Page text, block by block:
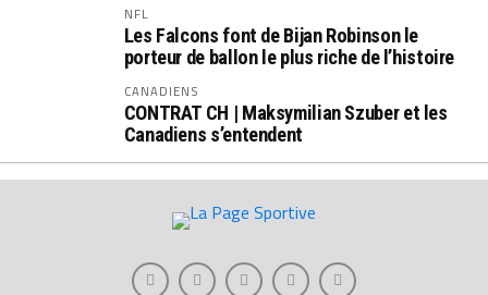
NFL
Les Falcons font de Bijan Robinson le
porteur de ballon le plus riche de l’histoire
CANADIENS
CONTRAT CH | Maksymilian Szuber et les
Canadiens s’entendent